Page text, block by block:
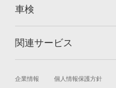
車検
トップ
車検の基礎知識
関連サービス
試乗・商談
企業情報 個人情報保護方針